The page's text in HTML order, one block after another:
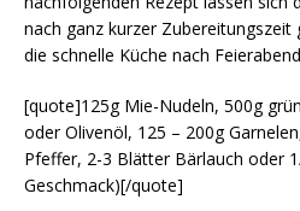
nach ganz kurzer Zubereitungszeit
die schnelle Küche nach
[quote]125g Mie-Nudeln, 500g
oder Olivenöl, 125 – 200g
Pfeffer, 2-3 Blätter Bärlauch oder
Geschmack)[/quote]